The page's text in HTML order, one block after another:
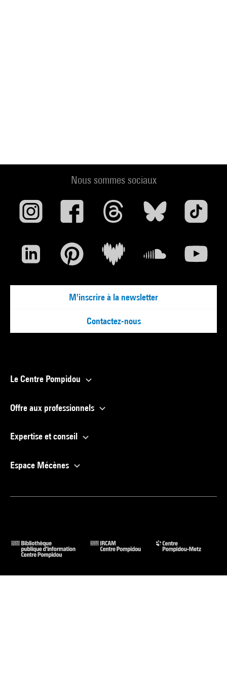
Nous sommes sociaux
M'inscrire à la newsletter
Contactez-nous
Le Centre Pompidou
Offre aux professionnels
Expertise et conseil
Espace Mécènes